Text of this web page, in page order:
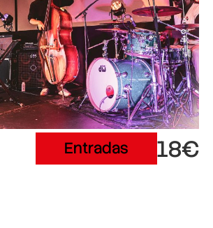
Entradas 18€